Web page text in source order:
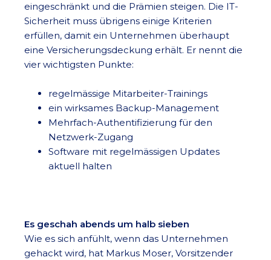
eingeschränkt und die Prämien steigen. Die IT-
Sicherheit muss übrigens einige Kriterien
erfüllen, damit ein Unternehmen überhaupt
eine Versicherungsdeckung erhält. Er nennt die
vier wichtigsten Punkte:
regelmässige Mitarbeiter-Trainings
ein wirksames Backup-Management
Mehrfach-Authentifizierung für den
Netzwerk-Zugang
Software mit regelmässigen Updates
aktuell halten
Es geschah abends um halb sieben
Wie es sich anfühlt, wenn das Unternehmen
gehackt wird, hat Markus Moser, Vorsitzender